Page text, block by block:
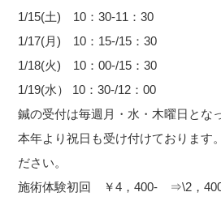
1/15(土) 10：30-11：30
1/17(月) 10：15-/15：30
1/18(火) 10：00-/15：30
1/19(水） 10：30-/12：00
鍼の受付は毎週月・水・木曜日とな
本年より祝日も受け付けております
ださい。
施術体験初回 ￥4，400- ⇒\2，